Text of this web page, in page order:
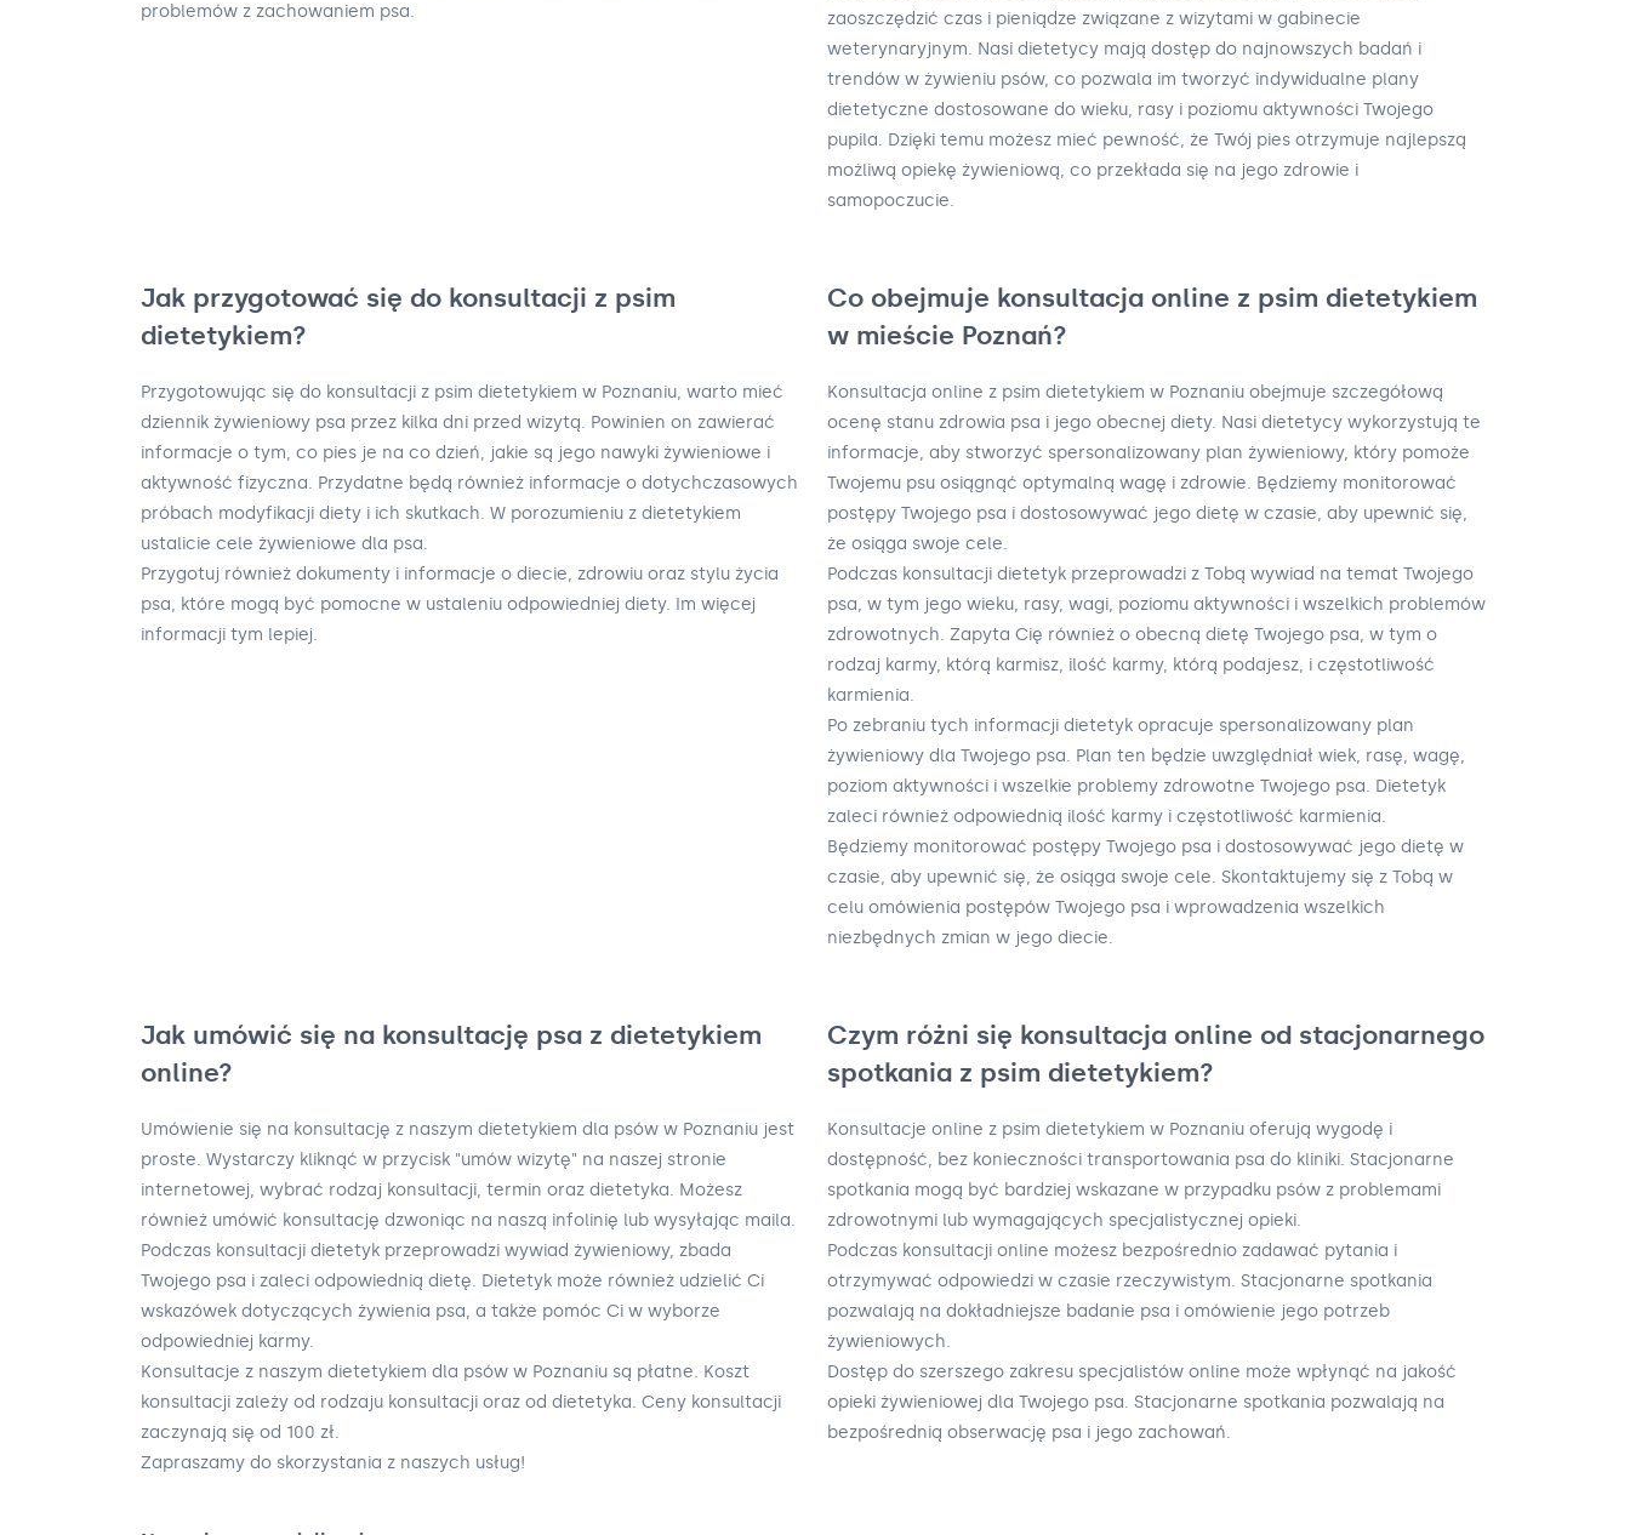
problemów z zachowaniem psa.
zaoszczędzić czas i pieniądze związane z wizytami w gabinecie
weterynaryjnym. Nasi dietetycy mają dostęp do najnowszych badań i
trendów w żywieniu psów, co pozwala im tworzyć indywidualne plany
dietetyczne dostosowane do wieku, rasy i poziomu aktywności Twojego
pupila. Dzięki temu możesz mieć pewność, że Twój pies otrzymuje najlepszą
możliwą opiekę żywieniową, co przekłada się na jego zdrowie i
samopoczucie.
Jak przygotować się do konsultacji z psim
dietetykiem?
Przygotowując się do konsultacji z psim dietetykiem w Poznaniu, warto mieć
dziennik żywieniowy psa przez kilka dni przed wizytą. Powinien on zawierać
informacje o tym, co pies je na co dzień, jakie są jego nawyki żywieniowe i
aktywność fizyczna. Przydatne będą również informacje o dotychczasowych
próbach modyfikacji diety i ich skutkach. W porozumieniu z dietetykiem
ustalicie cele żywieniowe dla psa.
Przygotuj również dokumenty i informacje o diecie, zdrowiu oraz stylu życia
psa, które mogą być pomocne w ustaleniu odpowiedniej diety. Im więcej
informacji tym lepiej.
Co obejmuje konsultacja online z psim dietetykiem
w mieście Poznań?
Konsultacja online z psim dietetykiem w Poznaniu obejmuje szczegółową
ocenę stanu zdrowia psa i jego obecnej diety. Nasi dietetycy wykorzystują te
informacje, aby stworzyć spersonalizowany plan żywieniowy, który pomoże
Twojemu psu osiągnąć optymalną wagę i zdrowie. Będziemy monitorować
postępy Twojego psa i dostosowywać jego dietę w czasie, aby upewnić się,
że osiąga swoje cele.
Podczas konsultacji dietetyk przeprowadzi z Tobą wywiad na temat Twojego
psa, w tym jego wieku, rasy, wagi, poziomu aktywności i wszelkich problemów
zdrowotnych. Zapyta Cię również o obecną dietę Twojego psa, w tym o
rodzaj karmy, którą karmisz, ilość karmy, którą podajesz, i częstotliwość
karmienia.
Po zebraniu tych informacji dietetyk opracuje spersonalizowany plan
żywieniowy dla Twojego psa. Plan ten będzie uwzględniał wiek, rasę, wagę,
poziom aktywności i wszelkie problemy zdrowotne Twojego psa. Dietetyk
zaleci również odpowiednią ilość karmy i częstotliwość karmienia.
Będziemy monitorować postępy Twojego psa i dostosowywać jego dietę w
czasie, aby upewnić się, że osiąga swoje cele. Skontaktujemy się z Tobą w
celu omówienia postępów Twojego psa i wprowadzenia wszelkich
niezbędnych zmian w jego diecie.
Jak umówić się na konsultację psa z dietetykiem
online?
Umówienie się na konsultację z naszym dietetykiem dla psów w Poznaniu jest
proste. Wystarczy kliknąć w przycisk "umów wizytę" na naszej stronie
internetowej, wybrać rodzaj konsultacji, termin oraz dietetyka. Możesz
również umówić konsultację dzwoniąc na naszą infolinię lub wysyłając maila.
Podczas konsultacji dietetyk przeprowadzi wywiad żywieniowy, zbada
Twojego psa i zaleci odpowiednią dietę. Dietetyk może również udzielić Ci
wskazówek dotyczących żywienia psa, a także pomóc Ci w wyborze
odpowiedniej karmy.
Konsultacje z naszym dietetykiem dla psów w Poznaniu są płatne. Koszt
konsultacji zależy od rodzaju konsultacji oraz od dietetyka. Ceny konsultacji
zaczynają się od 100 zł.
Zapraszamy do skorzystania z naszych usług!
Czym różni się konsultacja online od stacjonarnego
spotkania z psim dietetykiem?
Konsultacje online z psim dietetykiem w Poznaniu oferują wygodę i
dostępność, bez konieczności transportowania psa do kliniki. Stacjonarne
spotkania mogą być bardziej wskazane w przypadku psów z problemami
zdrowotnymi lub wymagających specjalistycznej opieki.
Podczas konsultacji online możesz bezpośrednio zadawać pytania i
otrzymywać odpowiedzi w czasie rzeczywistym. Stacjonarne spotkania
pozwalają na dokładniejsze badanie psa i omówienie jego potrzeb
żywieniowych.
Dostęp do szerszego zakresu specjalistów online może wpłynąć na jakość
opieki żywieniowej dla Twojego psa. Stacjonarne spotkania pozwalają na
bezpośrednią obserwację psa i jego zachowań.